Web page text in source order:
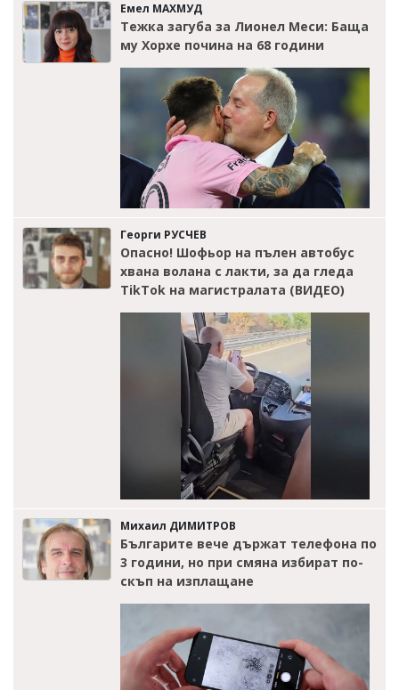
Емел МАХМУД
Тежка загуба за Лионел Меси: Баща
му Хорхе почина на 68 години
Георги РУСЧЕВ
Опасно! Шофьор на пълен автобус
хвана волана с лакти, за да гледа
TikTok на магистралата (ВИДЕО)
Михаил ДИМИТРОВ
Българите вече държат телефона по
3 години, но при смяна избират по-
скъп на изплащане